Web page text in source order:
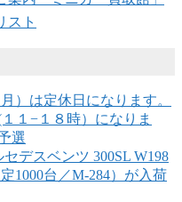
）は定休日になります。
１−１８時）になりま
選
デスベンツ 300SL W198
1000台／M-284）が入荷